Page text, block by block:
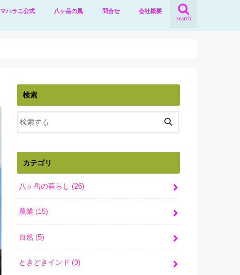
search
マハラニ公式 八ヶ岳の風 問合せ 会社概要
検索
カテゴリ
八ヶ岳の暮らし (26)
農業 (15)
自然 (5)
ときどきインド (9)